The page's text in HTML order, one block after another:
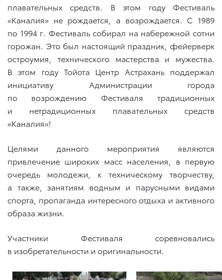
плавательных средств. В этом году Фестиваль
«Каналия» не рождается, а возрождается. С 1989
по 1994 г. Фестиваль собирал на набережной сотни
горожан. Это был настоящий праздник, фейерверк
остроумия, технического мастерства и мужества.
В этом году Тойота Центр Астрахань поддержал
инициативу Администрации города
по возрождению Фестиваля традиционных
и нетрадиционных плавательных средств
«Каналия»!
Целями данного мероприятия являются
привлечение широких масс населения, в первую
очередь молодежи, к техническому творчеству,
а также, занятиям водным и парусными видами
спорта, пропаганда интересного отдыха и активного
образа жизни.
Участники Фестиваля соревновались
в изобретательности и оригинальности.